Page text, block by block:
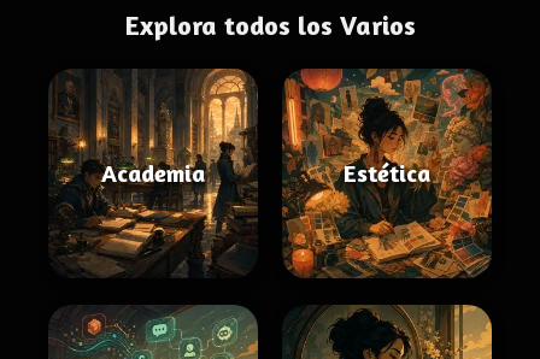
Explora todos los Varios
Academia Estética